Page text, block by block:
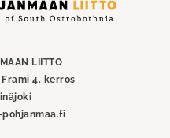
LIITTO
4. kerros
pohjanmaa.fi